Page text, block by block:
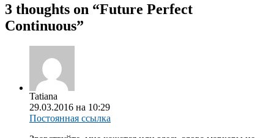
3 thoughts on “Future Perfect
Continuous”
Tatiana
29.03.2016 на 10:29
Постоянная ссылка